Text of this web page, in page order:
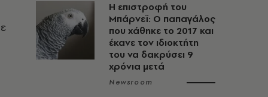
Η επιστροφή του
Μπάρνεϊ: Ο παπαγάλος
που χάθηκε το 2017 και
έκανε τον ιδιοκτήτη
του να δακρύσει 9
χρόνια μετά
Newsroom